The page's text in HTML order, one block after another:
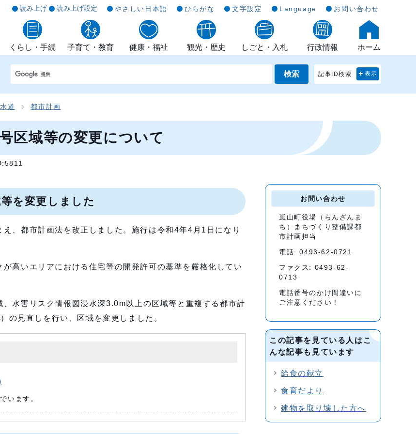
読み上げ 読み上げ設定 やさしい日本語 ひらがな 文字設定 Language お問い合わせ
くらし・手続 子育て・教育 健康・福祉 観光・歴史 しごと・入札 行政情報 ホーム
検索 記事ID検索 表示
道 都市計画
区域等の変更について
を変更しました
、都市計画法を改正しました。施行は令和4年4月1日になり
高いエリアにおける住宅等の開発許可の基準を厳格化してい
水害リスク情報図浸水深3.0m以上の区域等と重複する都市計
の見直しを行い、区域を変更しました。
います。
お問い合わせ
嵐山町役場（らんざんま
ち）まちづくり整備課都
市計画担当
電話: 0493-62-0721
ファクス: 0493-62-
0713
電話番号のかけ間違いに
ご注意ください！
この記事を見ている人はこ
んな記事も見ています
給食の献立
食育だより
建物を取り壊した方へ